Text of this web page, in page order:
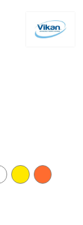
WHITE YELLOW ORANGE